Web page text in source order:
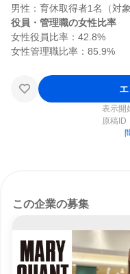
役員・管理職の女性比率
女性役員比率：42.8%
表示開
原稿ID
この企業の募集